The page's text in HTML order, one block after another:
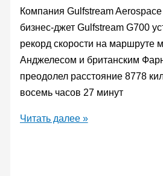
сил
специального
назначения
Компания Gulfstream
бизнес-джет Gulfstream G700
рекорд скорости на маршруте
Анджелесом и британским
преодолел расстояние 8778
восемь часов 27 минут
Бизнес-
Читать далее »